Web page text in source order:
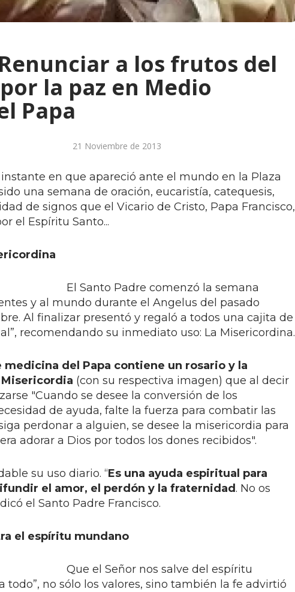
a los frutos del
la paz en Medio
Papa
21 Noviembre de 2013
en que apareció ante el mundo en la Plaza
una semana de oración, eucaristía, catequesis,
de signos que el Vicario de Cristo, Papa Francisco,
el Espíritu Santo...
El Santo Padre comenzó la semana
y al mundo durante el Angelus del pasado
Al finalizar presentó y regaló a todos una cajita de
recomendando su inmediato uso: La Misericordina.
del Papa contiene un rosario y la
(con su respectiva imagen) que al decir
"Cuando se desee la conversión de los
de ayuda, falte la fuerza para combatir las
perdonar a alguien, se desee la misericordia para
adorar a Dios por todos los dones recibidos".
su uso diario. “Es una ayuda espiritual para
el amor, el perdón y la fraternidad. No os
el Santo Padre Francisco.
el espíritu mundano
Que el Señor nos salve del espíritu
todo”, no sólo los valores, sino también la fe advirtió